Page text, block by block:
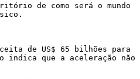
de como será o mundo
de US$ 65 bilhões para
indica que a aceleração não